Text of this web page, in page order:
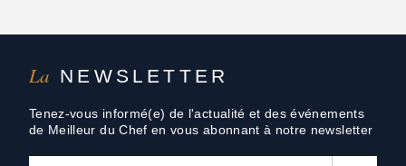
La NEWSLETTER
Tenez-vous informé(e) de l'actualité et des événements
de Meilleur du Chef en vous abonnant à notre newsletter